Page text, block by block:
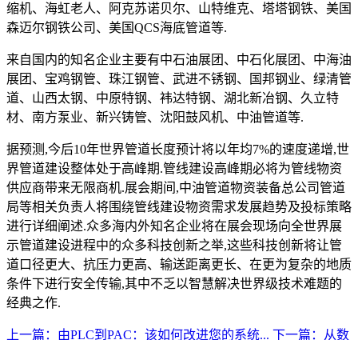
缩机、海虹老人、阿克苏诺贝尔、山特维克、塔塔钢铁、美国
森迈尔钢铁公司、美国QCS海底管道等.
来自国内的知名企业主要有中石油展团、中石化展团、中海油
展团、宝鸡钢管、珠江钢管、武进不锈钢、国邦钢业、绿清管
道、山西太钢、中原特钢、袆达特钢、湖北新冶钢、久立特
材、南方泵业、新兴铸管、沈阳鼓风机、中油管道等.
据预测,今后10年世界管道长度预计将以年均7%的速度递增,世
界管道建设整体处于高峰期.管线建设高峰期必将为管线物资
供应商带来无限商机.展会期间,中油管道物资装备总公司管道
局等相关负责人将围绕管线建设物资需求发展趋势及投标策略
进行详细阐述.众多海内外知名企业将在展会现场向全世界展
示管道建设进程中的众多科技创新之举,这些科技创新将让管
道口径更大、抗压力更高、输送距离更长、在更为复杂的地质
条件下进行安全传输,其中不乏以智慧解决世界级技术难题的
经典之作.
上一篇：由PLC到PAC：该如何改进您的系统... 下一篇：从数